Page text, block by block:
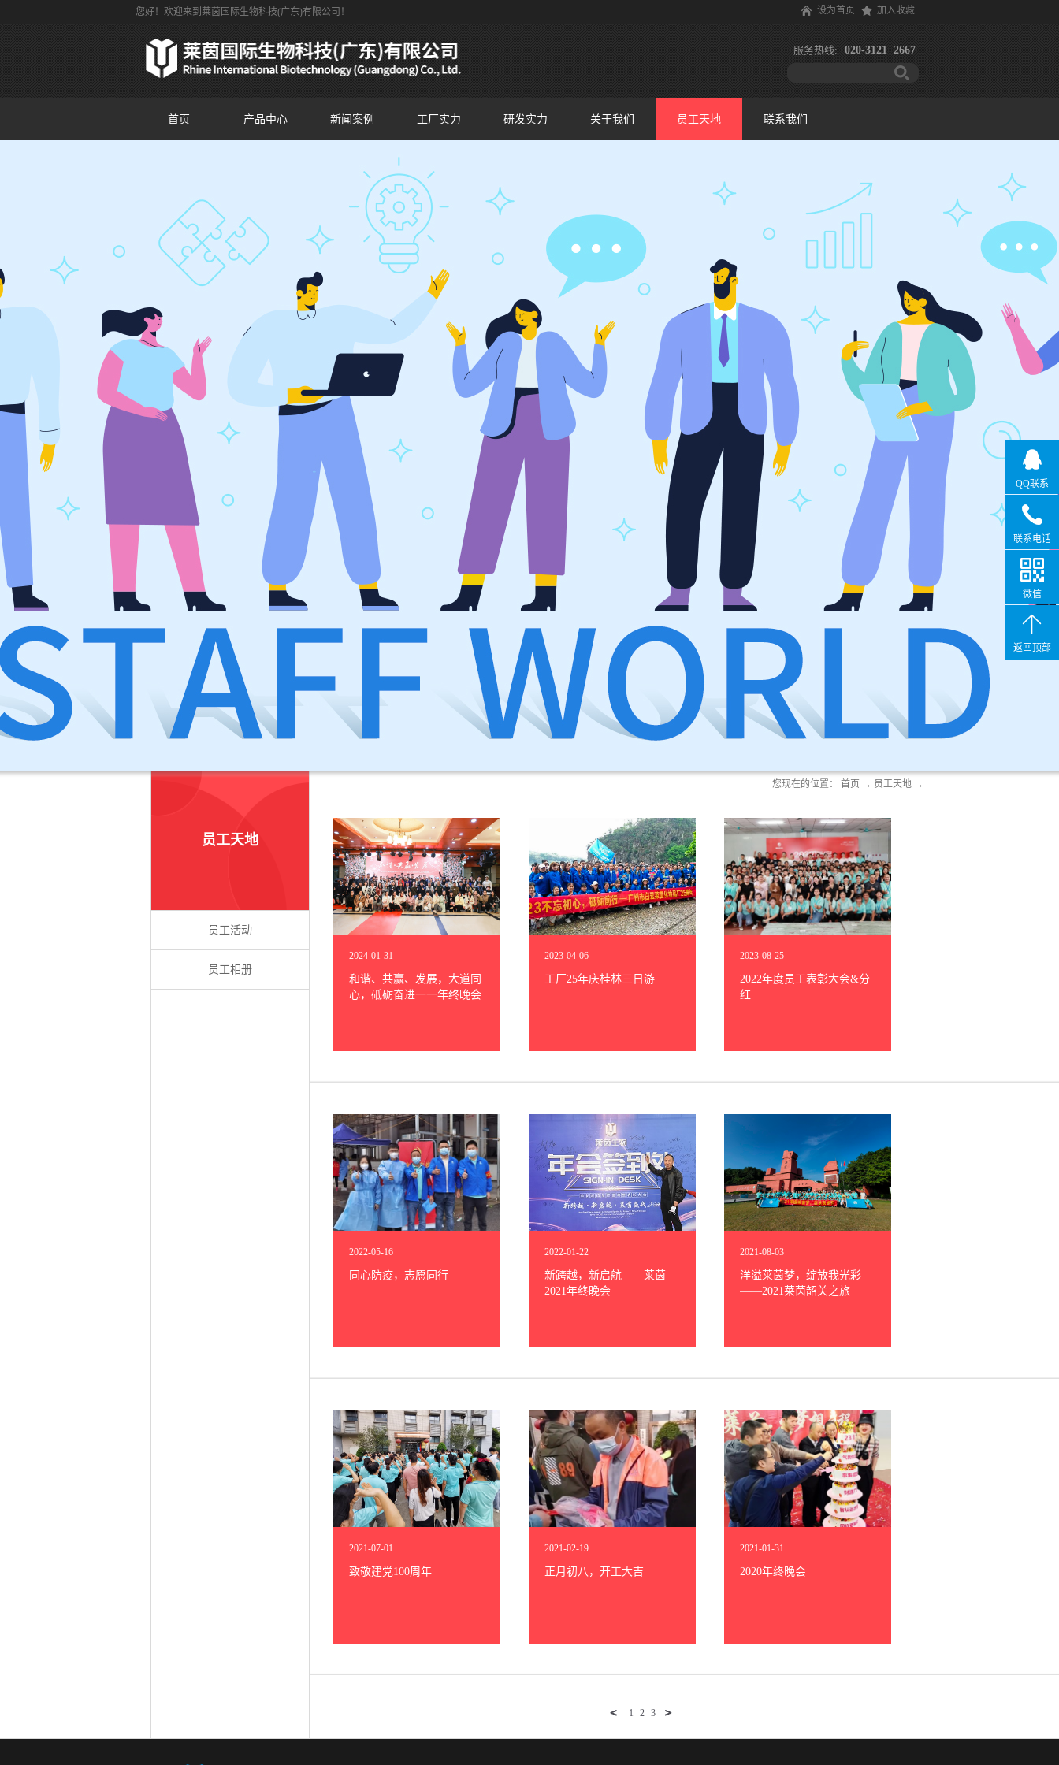
您好！欢迎来到莱茵国际生物科技(广东)有限公司！ 设为首页 加入收藏
服务热线: 020-3121 2667
首页 产品中心 新闻案例 工厂实力 研发实力 关于我们 员工天地 联系我们
员工天地
员工活动
员工相册
您现在的位置： 首页 → 员工天地 →
和谐、共赢、发展，大道同
心，砥砺奋进一一年终晚会
2024-01-31
工厂25年庆桂林三日游
2023-04-06
2022年度员工表彰大会&分
红
2023-08-25
同心防疫，志愿同行
2022-05-16
新跨越，新启航——莱茵
2021年终晚会
2022-01-22
洋溢莱茵梦，绽放我光彩
——2021莱茵韶关之旅
2021-08-03
致敬建党100周年
2021-07-01
正月初八，开工大吉
2021-02-19
2020年终晚会
2021-01-31
1 2 3
QQ联系
联系电话
微信
返回顶部